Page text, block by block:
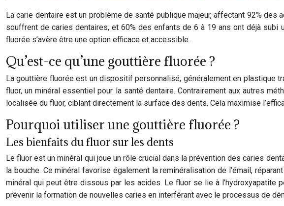
La carie dentaire est un problème de santé publique majeur, affectant 92%
souffrent de caries dentaires, et 60% des enfants de 6 à 19 ans ont déjà
fluorée s’avère être une option efficace et accessible.
Qu’est-ce qu’une gouttière fluorée ?
La gouttière fluorée est un dispositif personnalisé, généralement en plastique
fluor, un minéral essentiel pour la santé dentaire. Contrairement aux autres
localisée du fluor, ciblant directement la surface des dents. Cela maximise
Pourquoi utiliser une gouttière fluorée ?
Les bienfaits du fluor sur les dents
Le fluor est un minéral qui joue un rôle crucial dans la prévention des caries
la bouche. Ce minéral favorise également la reminéralisation de l’émail,
minéral qui peut être dissous par les acides. Le fluor se lie à l’hydroxyapatite
prévenir la formation de nouvelles caries en interférant avec le processus de